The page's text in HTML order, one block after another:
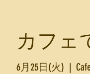
カフェ
6月25日(火)
  |